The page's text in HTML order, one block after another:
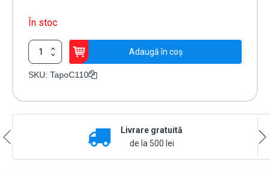
În stoc
Cantitate
Camera
IP
Adaugă în coș
SKU: TapoC110
Livrare gratuită
de la 500 lei